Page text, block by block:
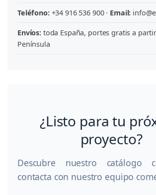
Teléfono:+34 916 536 900 · Email:
Envíos: toda España, portes gratis a
Península
¿Listo para tu
proyecto?
Descubre nuestro catálogo
contacta con nuestro equipo